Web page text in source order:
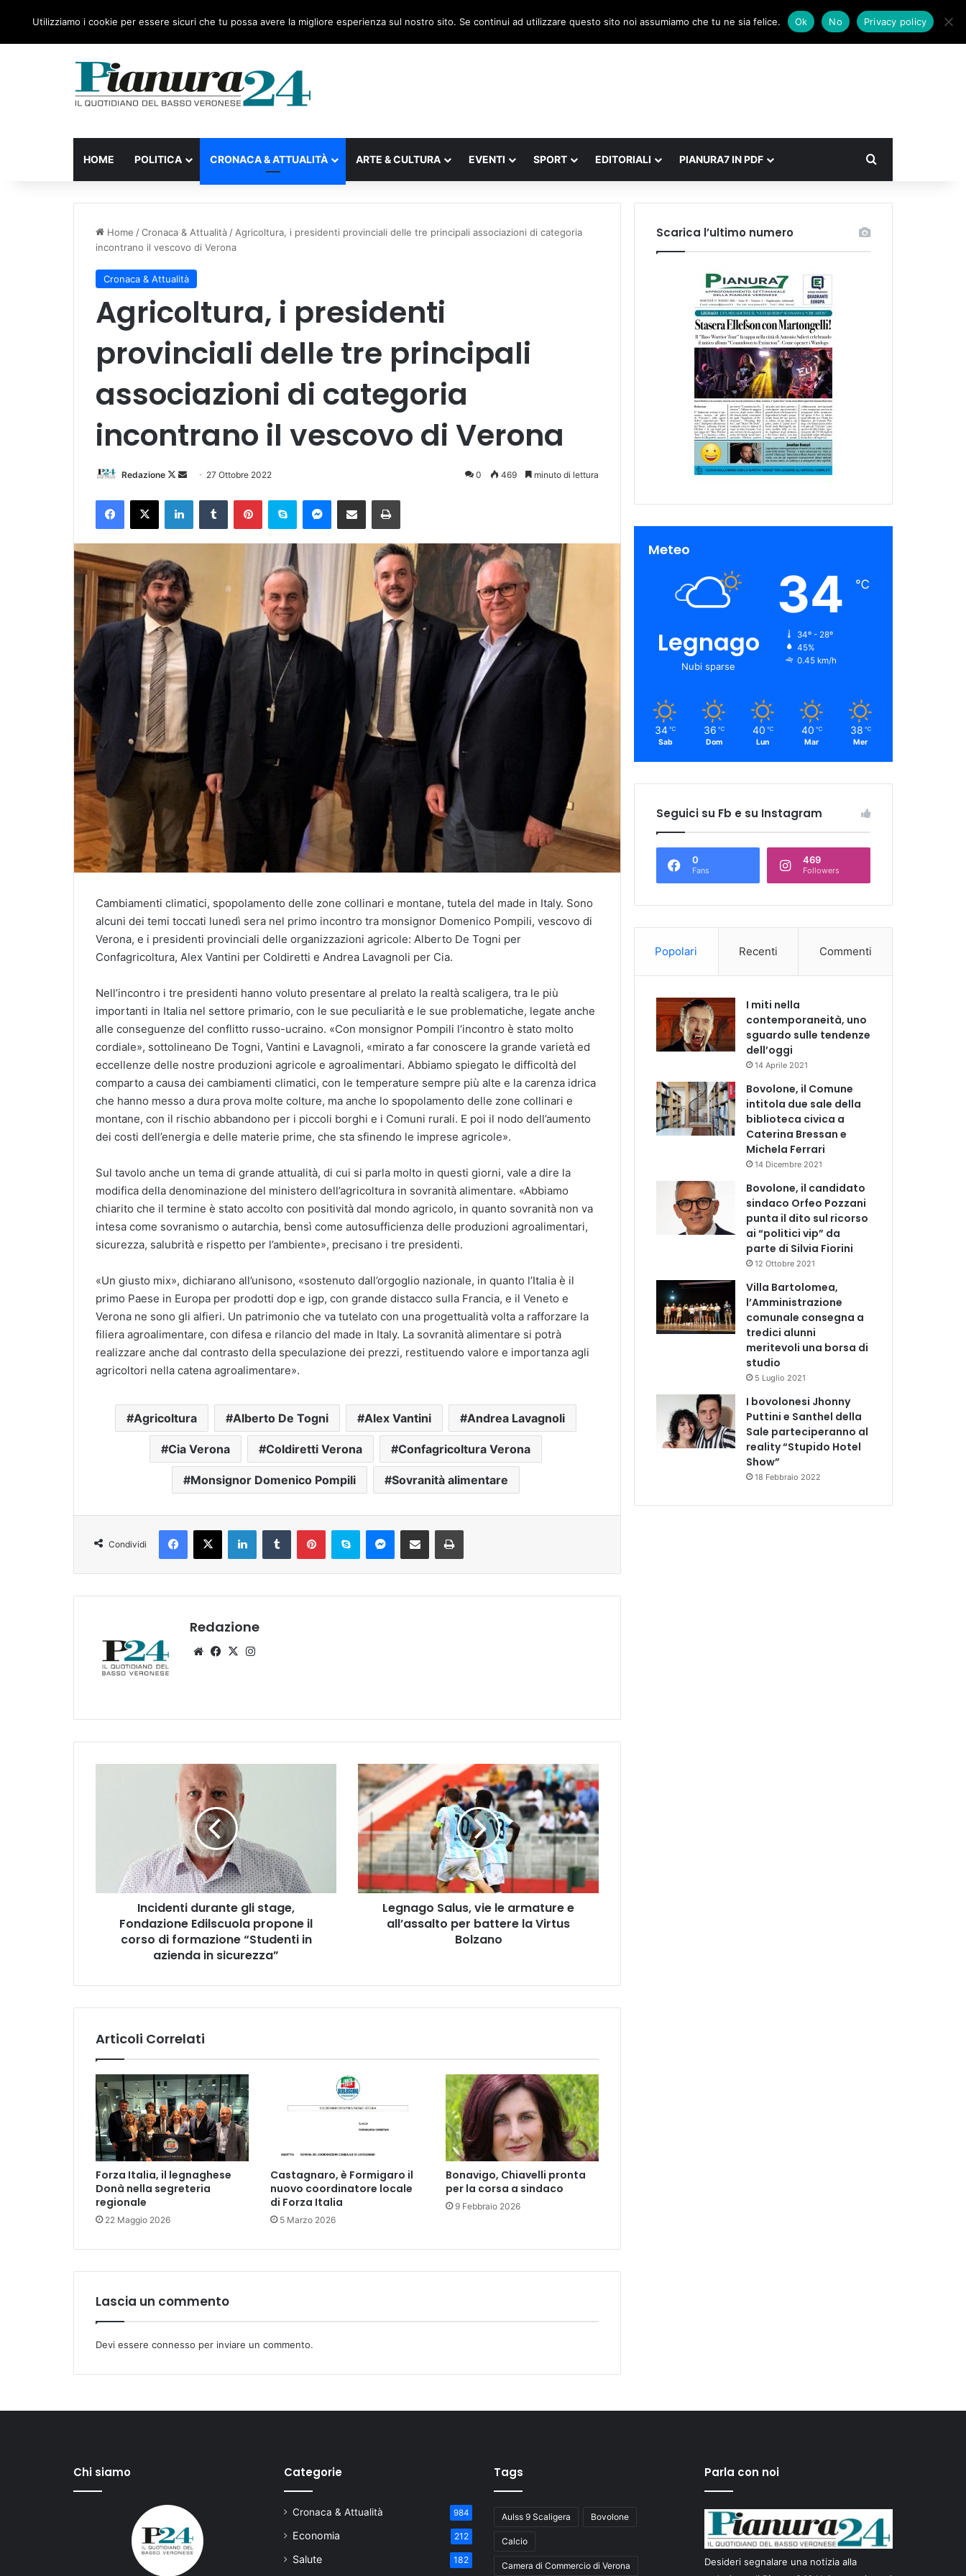
Facebook
X Instagram
AccediUn articolo a caso
Barra laterale
HOME POLITICA CRONACA & ATTUALITÀ ARTE & CULTURA EVENTI SPORT EDITORIALI PIANURA7 IN PDF Cerca
Home /Cronaca & Attualità / Agricoltura, i presidenti provinciali delle tre principali associazioni di categoria
incontrano il vescovo di Verona
Cronaca & Attualità
Agricoltura, i presidenti
provinciali delle tre principali
associazioni di categoria
incontrano il vescovo di Verona
Redazione
Follow
Invia 27 Ottobre 2022 0 469 minuto di lettura
Facebook
X LinkedInTumblr PinterestSkype Messenger
Condividi via mail Stampa
Cambiamenti climatici, spopolamento delle zone collinari e montane, tutela del made in Italy. Sono
alcuni dei temi toccati lunedì sera nel primo incontro tra monsignor Domenico Pompili, vescovo di
Verona, e i presidenti provinciali delle organizzazioni agricole: Alberto De Togni per
Confagricoltura, Alex Vantini per Coldiretti e Andrea Lavagnoli per Cia.
Nell’incontro i tre presidenti hanno voluto presentare al prelato la realtà scaligera, tra le più
importanti in Italia nel settore primario, con le sue peculiarità e le sue problematiche, legate anche
alle conseguenze del conflitto russo-ucraino. «Con monsignor Pompili l’incontro è stato molto
cordiale», sottolineano De Togni, Vantini e Lavagnoli, «mirato a far conoscere la grande varietà ed
eccellenze delle nostre produzioni agricole e agroalimentari. Abbiamo spiegato le difficoltà del
comparto a causa dei cambiamenti climatici, con le temperature sempre più alte e la carenza idrica
che hanno messo a dura prova molte colture, ma anche lo spopolamento delle zone collinari e
montane, con il rischio abbandono per i piccoli borghi e i Comuni rurali. E poi il nodo dell’aumento
dei costi dell’energia e delle materie prime, che sta sfinendo le imprese agricole».
Sul tavolo anche un tema di grande attualità, di cui si parla molto in questi giorni, vale a dire la
modifica della denominazione del ministero dell’agricoltura in sovranità alimentare. «Abbiamo
chiarito che il termine è stato accolto con positività dal mondo agricolo, in quanto sovranità non va
intesa come sovranismo o autarchia, bensì come autosufficienza delle produzioni agroalimentari,
sicurezza, salubrità e rispetto per l’ambiente», precisano i tre presidenti.
«Un giusto mix», dichiarano all’unisono, «sostenuto dall’orgoglio nazionale, in quanto l’Italia è il
primo Paese in Europa per prodotti dop e igp, con grande distacco sulla Francia, e il Veneto e
Verona ne sono gli alfieri. Un patrimonio che va tutelato con una progettualità volta a rafforzare la
filiera agroalimentare, con difesa e rilancio del made in Italy. La sovranità alimentare si potrà
realizzare anche dal contrasto della speculazione dei prezzi, restituendo valore e importanza agli
agricoltori nella catena agroalimentare».
Agricoltura Alberto De Togni Alex Vantini Andrea Lavagnoli
Cia Verona Coldiretti Verona Confagricoltura Verona
Monsignor Domenico Pompili Sovranità alimentare
Condividi
Facebook
X LinkedInTumblr PinterestSkype Messenger
Condividi via mail Stampa
Redazione
WebsiteFacebook
X
corso
formazione
“Studenti
Incidenti durante gli stage,
Fondazione Edilscuola propone il
corso di formazione “Studenti in
azienda in sicurezza”
Legnago
Salus,
vie
le
armature
e
all’assalto
per
battere
Legnago Salus, vie le armature e
all’assalto per battere la Virtus
Bolzano
Articoli Correlati
Forza Italia, il legnaghese
Donà nella segreteria
regionale
22 Maggio 2026
Castagnaro, è Formigaro il
nuovo coordinatore locale
di Forza Italia
5 Marzo 2026
Bonavigo, Chiavelli pronta
per la corsa a sindaco
9 Febbraio 2026
Lascia un commento
Devi essere connesso per inviare un commento.
Scarica l’ultimo numero
Meteo
Legnago
Nubi sparse
34 ℃
34º - 28º
45%
0.45 km/h
34 ℃
Sab
36 ℃
Dom
40 ℃
Lun
40 ℃
Mar
38 ℃
Mer
Seguici su Fb e su Instagram
0
Fans
469
Followers
Popolari Recenti Commenti
I miti nella
contemporaneità, uno
sguardo sulle tendenze
dell’oggi
14 Aprile 2021
Bovolone, il Comune
intitola due sale della
biblioteca civica a
Caterina Bressan e
Michela Ferrari
14 Dicembre 2021
Bovolone, il candidato
sindaco Orfeo Pozzani
punta il dito sul ricorso
ai “politici vip” da
parte di Silvia Fiorini
12 Ottobre 2021
Villa Bartolomea,
l’Amministrazione
comunale consegna a
tredici alunni
meritevoli una borsa di
studio
5 Luglio 2021
I bovolonesi Jhonny
Puttini e Santhel della
Sale parteciperanno al
reality “Stupido Hotel
Show”
18 Febbraio 2022
Chi siamo Categorie
Cronaca & Attualità 984
Economia 212
Salute 182
Tags
Aulss 9 Scaligera Bovolone
Calcio
Camera di Commercio di Verona
Parla con noi
Desideri segnalare una notizia alla
Utilizziamo i cookie per essere sicuri che tu possa avere la migliore esperienza sul nostro sito. Se continui ad utilizzare questo sito noi assumiamo che tu ne sia felice. Ok No Privacy policy